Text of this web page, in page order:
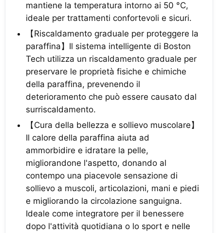
mantiene la temperatura intorno ai 50 °C,
ideale per trattamenti confortevoli e sicuri.
【Riscaldamento graduale per proteggere la
paraffina】Il sistema intelligente di Boston
Tech utilizza un riscaldamento graduale per
preservare le proprietà fisiche e chimiche
della paraffina, prevenendo il
deterioramento che può essere causato dal
surriscaldamento.
【Cura della bellezza e sollievo muscolare】
Il calore della paraffina aiuta ad
ammorbidire e idratare la pelle,
migliorandone l'aspetto, donando al
contempo una piacevole sensazione di
sollievo a muscoli, articolazioni, mani e piedi
e migliorando la circolazione sanguigna.
Ideale come integratore per il benessere
dopo l'attività quotidiana o lo sport e nelle